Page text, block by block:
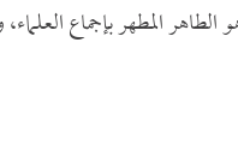
المطهر بإجماع